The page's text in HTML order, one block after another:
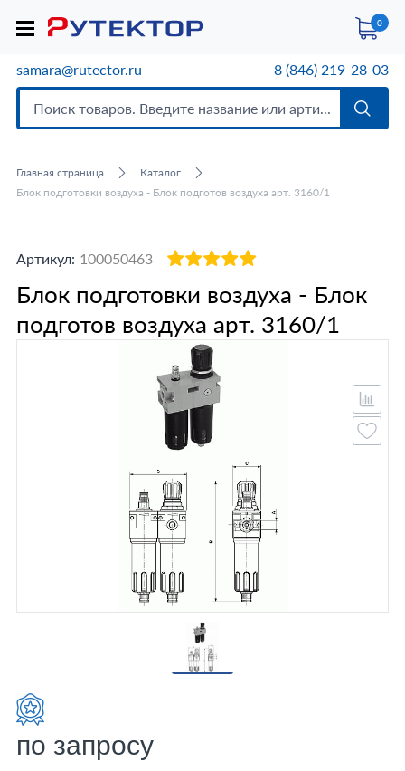
0
samara@rutector.ru 8 (846) 219-28-03
Главная страница
Каталог
Блок подготовки воздуха - Блок подготов воздуха арт. 3160/1
Артикул: 100050463
Блок подготовки воздуха - Блок
подготов воздуха арт. 3160/1
по запросу